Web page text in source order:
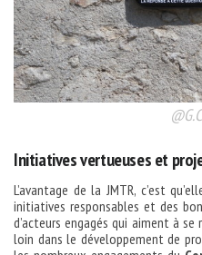
Initiatives vertueuses et
L’avantage de la JMTR, c’est
initiatives responsables et des
d’acteurs engagés qui aiment à
loin dans le développement de